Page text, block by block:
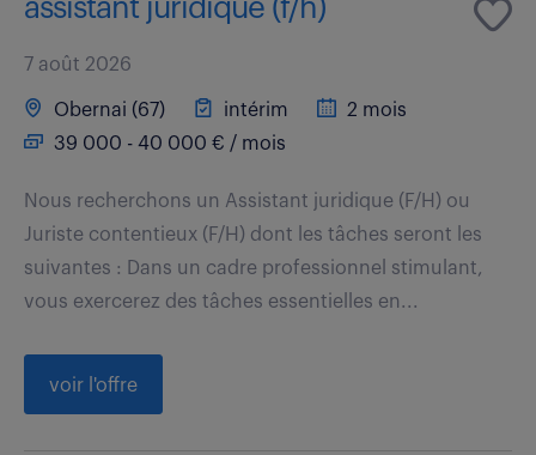
assistant juridique (f/h)
7 août 2026
Obernai (67) intérim
2 mois
39 000 - 40 000 € / mois
Nous recherchons un Assistant juridique (F/H) ou
Juriste contentieux (F/H) dont les tâches seront les
suivantes : Dans un cadre professionnel stimulant,
vous exercerez des tâches essentielles en...
voir l'offre